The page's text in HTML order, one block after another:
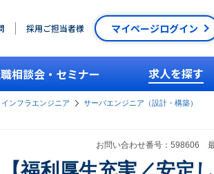
採用ご担当者様 マイページログイン
相談会・セミナー 求人を探す
インフラエンジニア
サーバエンジニア（設計・構築）
お問い合わせ番号：598606